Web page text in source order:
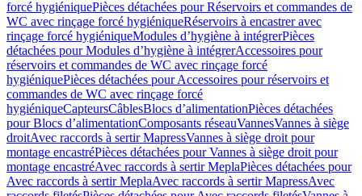
forcé hygiéniquePièces détachées pour Réservoirs et commandes de
WC avec rinçage forcé hygiéniqueRéservoirs à encastrer avec
rinçage forcé hygiéniqueModules d’hygiène à intégrerPièces
détachées pour Modules d’hygiène à intégrerAccessoires pour
réservoirs et commandes de WC avec rinçage forcé
hygiéniquePièces détachées pour Accessoires pour réservoirs et
commandes de WC avec rinçage forcé
hygiéniqueCapteursCâblesBlocs d’alimentationPièces détachées
pour Blocs d’alimentationComposants réseauVannesVannes à siège
droitAvec raccords à sertir MapressVannes à siège droit pour
montage encastréPièces détachées pour Vannes à siège droit pour
montage encastréAvec raccords à sertir MeplaPièces détachées pour
Avec raccords à sertir MeplaAvec raccords à sertir MapressAvec